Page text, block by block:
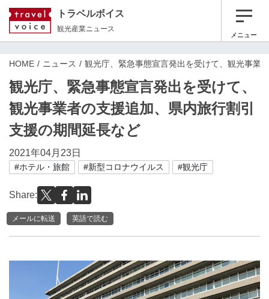
トラベルボイス
観光産業ニュース
メニュー
HOME ニュース 観光庁、緊急事態宣言発出を受けて、観光事業
観光庁、緊急事態宣言発出を受けて、
観光事業者の支援追加、県内旅行割引
支援の期間延長など
2021年04月23日
#ホテル・旅館 #新型コロナウイルス #観光庁
Share:
メールに転送 英語で読む